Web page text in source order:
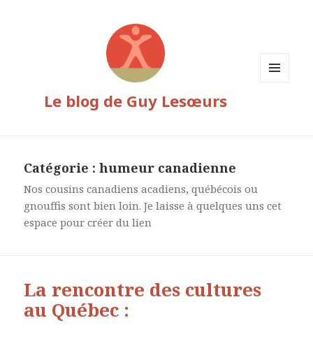
Le blog de Guy Lesœurs
Catégorie :humeur canadienne
Nos cousins canadiens acadiens, québécois ou
gnouffis sont bien loin. Je laisse à quelques uns cet
espace pour créer du lien
La rencontre des cultures
au Québec :